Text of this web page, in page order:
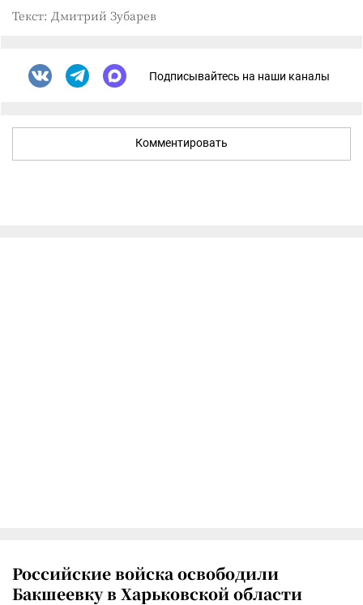
Текст: Дмитрий Зубарев
Подписывайтесь на наши каналы
Комментировать
Российские войска освободили
Бакшеевку в Харьковской области